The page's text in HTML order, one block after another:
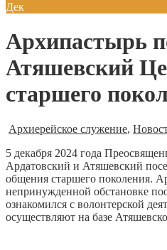
Дек
Архипастырь
Атяшевский
старшего
Архиерейское служение,
5 декабря 2024 года
Ардатовский и Атяшевский
общения старшего поколения.
непринужденной обстановке
ознакомился с волонтерской
осуществляют на базе